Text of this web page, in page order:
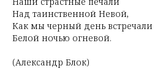
Над таинственной Невой,
Как мы черный день встречали
Белой ночью огневой.
(Александр Блок)